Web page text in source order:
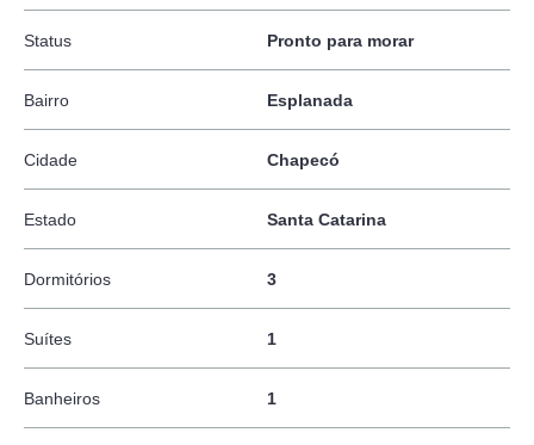
Status Pronto para morar
Bairro Esplanada
Cidade Chapecó
Estado Santa Catarina
Dormitórios 3
Suítes 1
Banheiros 1